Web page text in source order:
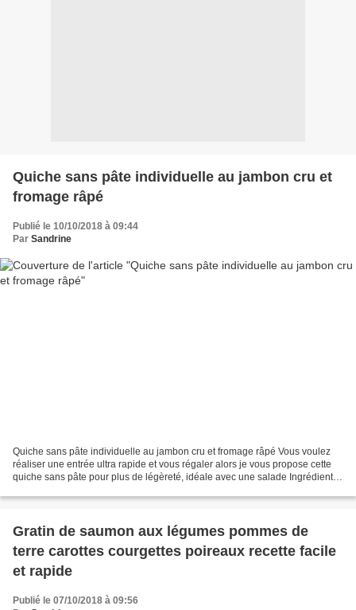
Quiche sans pâte individuelle au jambon cru et
fromage râpé
Publié le 10/10/2018 à 09:44
Par Sandrine
Quiche sans pâte individuelle au jambon cru et fromage râpé Vous voulez
réaliser une entrée ultra rapide et vous régaler alors je vous propose cette
quiche sans pâte pour plus de légèreté, idéale avec une salade Ingrédients
Gratin de saumon aux légumes pommes de
terre carottes courgettes poireaux recette facile
et rapide
Publié le 07/10/2018 à 09:56